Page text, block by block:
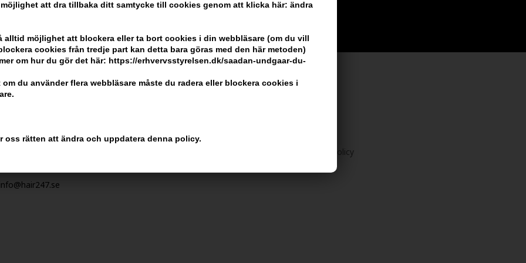
att dra tillbaka ditt samtycke till cookies genom att klicka här: ändra
alltid möjlighet att blockera eller ta bort cookies i din webbläsare (om du vill
cookies från tredje part kan detta bara göras med den här metoden)
om hur du gör det här: https://erhvervsstyrelsen.dk/saadan-undgaar-du-
om du använder flera webbläsare måste du radera eller blockera cookies i
oss rätten att ändra och uppdatera denna policy.
Hair247
info@hair247.se
100% nöjdhet - 356 dagars returpolicy